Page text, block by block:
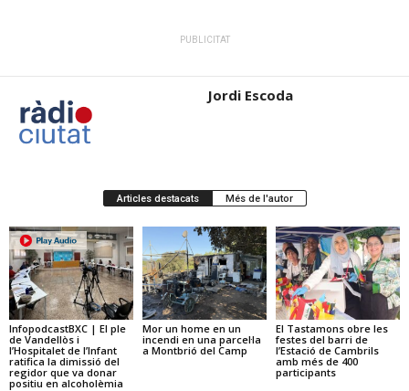
PUBLICITAT
Jordi Escoda
Articles destacats Més de l'autor
InfopodcastBXC | El ple
de Vandellòs i
l’Hospitalet de l’Infant
ratifica la dimissió del
regidor que va donar
positiu en alcoholèmia
Mor un home en un
incendi en una parcel·la
a Montbrió del Camp
El Tastamons obre les
festes del barri de
l’Estació de Cambrils
amb més de 400
participants